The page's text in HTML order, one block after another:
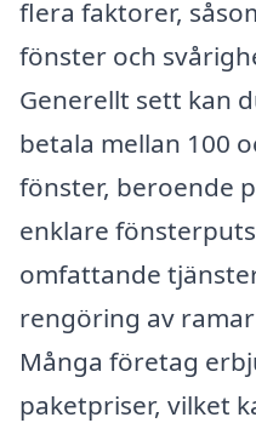
flera faktorer,
fönster och
Generellt sett kan
betala mellan 100
fönster, beroende
enklare
omfattande
rengöring av
Många företag
paketpriser, vilket